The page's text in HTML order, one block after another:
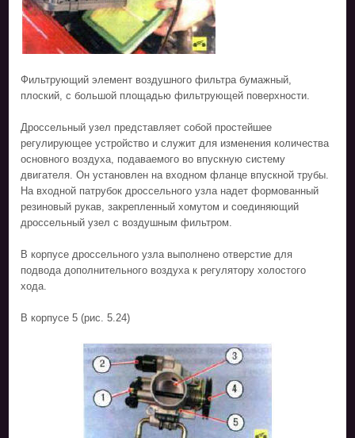
Фильтрующий элемент воздушного фильтра бумажный,
плоский, с большой площадью фильтрующей поверхности.
Дроссельный узел представляет собой простейшее
регулирующее устройство и служит для изменения количества
основного воздуха, подаваемого во впускную систему
двигателя. Он установлен на входном фланце впускной трубы.
На входной патрубок дроссельного узла надет формованный
резиновый рукав, закрепленный хомутом и соединяющий
дроссельный узел с воздушным фильтром.
В корпусе дроссельного узла выполнено отверстие для
подвода дополнительного воздуха к регулятору холостого
хода.
В корпусе 5 (рис. 5.24)